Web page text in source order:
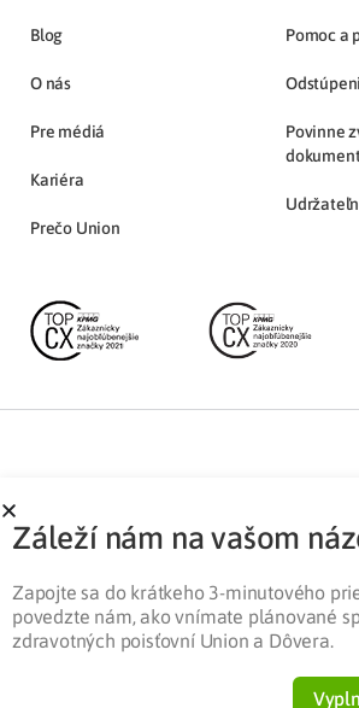
Blog
O nás
Pre médiá
Kariéra
Prečo Union
Pomoc a
Povinne
Partnerská zóna
Záleží nám na vašom
Zapojte sa do krátkeho 3-minutového
povedzte nám, ako vnímate plánované
zdravotných poisťovní Union a Dôvera.